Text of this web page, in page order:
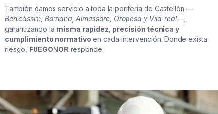
También damos servicio a toda la periferia de Castellón —
Benicàssim, Borriana, Almassora, Oropesa y Vila-real—,
garantizando la misma rapidez, precisión técnica y
cumplimiento normativo en cada intervención. Donde exista
riesgo, FUEGONOR responde.